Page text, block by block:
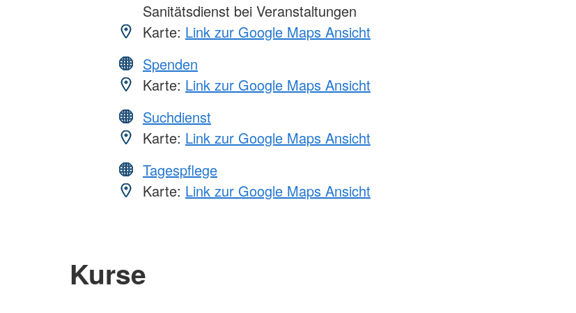
Sanitätsdienst bei Veranstaltungen
Karte: Link zur Google Maps Ansicht
Spenden
Karte: Link zur Google Maps Ansicht
Suchdienst
Karte: Link zur Google Maps Ansicht
Tagespflege
Karte: Link zur Google Maps Ansicht
Kurse